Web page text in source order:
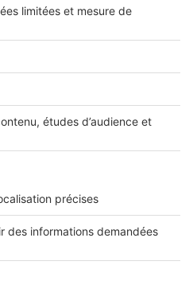
des Données